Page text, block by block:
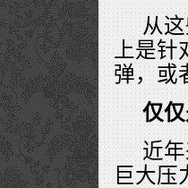
从
上是针
弹，或
仅
近
巨大压